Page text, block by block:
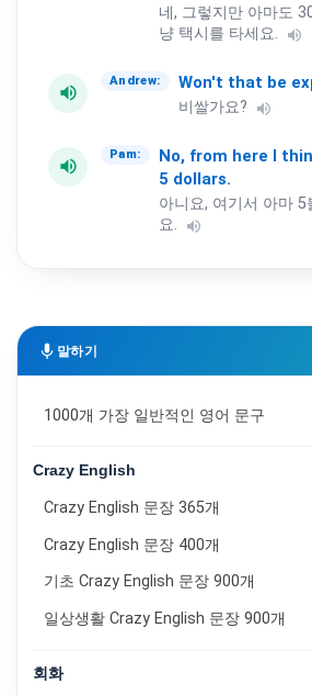
네, 그렇지만 아마도
냥 택시를 타세요.
volume_up
volume_up
Andrew: Won't that be
비쌀가요? volume_up
volume_up
Pam: No, from here I
5 dollars.
아니요, 여기서 아마
요.
volume_up
mic 말하기
1000개 가장 일반적인 영어 문구
Crazy English
Crazy English 문장 365개
Crazy English 문장 400개
기초 Crazy English 문장 900개
일상생활 Crazy English 문장 900개
회화